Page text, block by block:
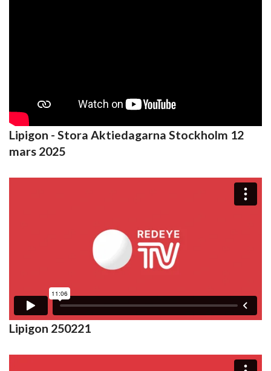
Lipigon - Stora Aktiedagarna Stockholm 12
mars 2025
Lipigon 250221